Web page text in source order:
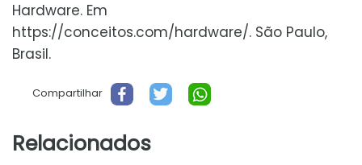
Hardware. Em
https://conceitos.com/hardware/. São Paulo,
Brasil.
Compartilhar
Relacionados